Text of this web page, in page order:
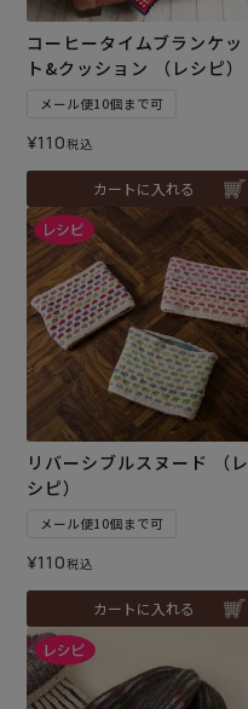
コーヒータイムブランケッ
ト&クッション （レシピ）
メール便10個まで可
¥110税込
カートに入れる
リバーシブルスヌード （レ
シピ）
メール便10個まで可
¥110税込
カートに入れる